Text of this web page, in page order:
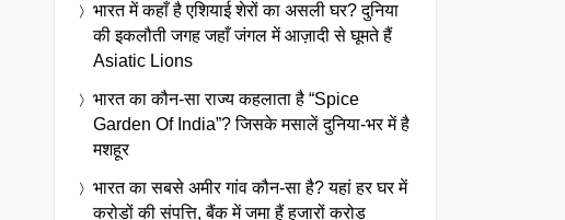
भारत में कहाँ है एशियाई शेरों का असली घर? दुनिया
की इकलौती जगह जहाँ जंगल में आज़ादी से घूमते हैं
Asiatic Lions
भारत का कौन-सा राज्य कहलाता है “Spice
Garden Of India”? जिसके मसालें दुनिया-भर में है
मशहूर
भारत का सबसे अमीर गांव कौन-सा है? यहां हर घर में
करोड़ों की संपत्ति, बैंक में जमा हैं हजारों करोड़